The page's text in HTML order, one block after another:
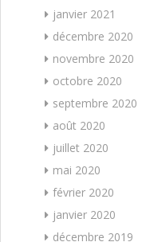
janvier 2021
décembre 2020
novembre 2020
octobre 2020
septembre 2020
août 2020
juillet 2020
mai 2020
février 2020
janvier 2020
décembre 2019